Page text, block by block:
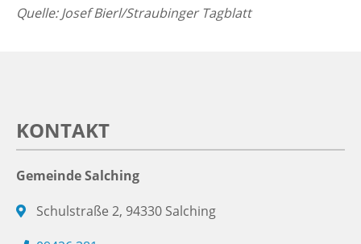
Quelle: Josef Bierl/Straubinger Tagblatt
KONTAKT
Gemeinde Salching
Schulstraße 2, 94330 Salching